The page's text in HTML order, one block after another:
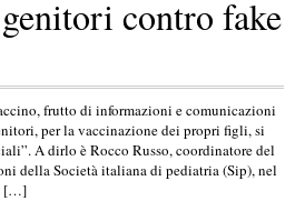
contro fake
frutto di informazioni e comunicazioni
per la vaccinazione dei propri figli, si
A dirlo è Rocco Russo, coordinatore del
della Società italiana di pediatria (Sip), nel
[…]